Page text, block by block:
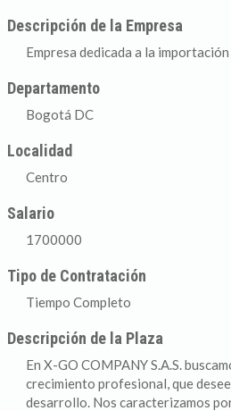
Descripción de la Empresa
Empresa dedicada a la
Departamento
Bogotá DC
Localidad
Centro
Salario
1700000
Tipo de Contratación
Tiempo Completo
Descripción de la Plaza
En X-GO COMPANY S.A.S.
crecimiento profesional, que
desarrollo. Nos caracterizamos